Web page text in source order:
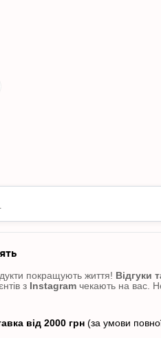
покращують життя! Відгуки
з Instagram чекають на вас.
від 2000 грн (за умови